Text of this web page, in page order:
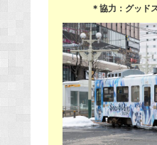
＊協力：グッド